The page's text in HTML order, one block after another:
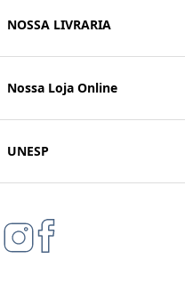
NOSSA LIVRARIA
Nossa Loja Online
UNESP